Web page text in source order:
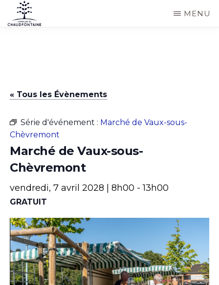
Passer
au
commune
Chaudfontaine
MENU
« Tous les Évènements
Série d'événement : Marché de Vaux-sous-
Chèvremont
Marché de Vaux-sous-
Chèvremont
vendredi, 7 avril 2028 | 8h00 -13h00
GRATUIT